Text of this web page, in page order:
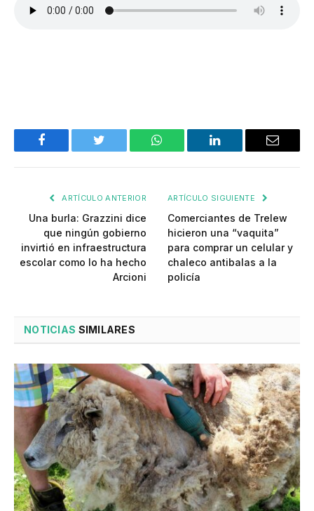
Facebook Twitter WhatsApp LinkedIn Email
ARTÍCULO ANTERIOR
Una burla: Grazzini dice
que ningún gobierno
invirtió en infraestructura
escolar como lo ha hecho
Arcioni
ARTÍCULO SIGUIENTE
Comerciantes de Trelew
hicieron una “vaquita”
para comprar un celular y
chaleco antibalas a la
policía
NOTICIAS SIMILARES